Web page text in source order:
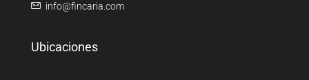
info@fincaria.com
Ubicaciones